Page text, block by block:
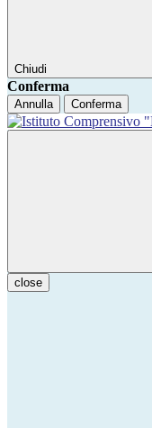
Chiudi
Conferma
Annulla Conferma
close